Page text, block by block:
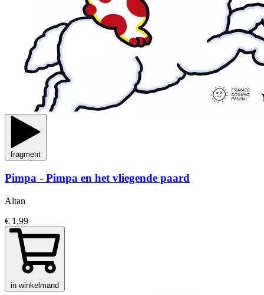
fragment
Pimpa - Pimpa en het vliegende paard
Altan
€ 1,99
in winkelmand